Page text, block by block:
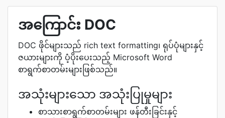
အကြောင်း DOC
DOC ဖိုင်များသည် rich text formatting၊ ရုပ်ပုံများနှင့်
ဇယားများကို ပံ့ပိုးပေးသည့် Microsoft Word
စာရွက်စာတမ်းများဖြစ်သည်။
အသုံးများသော အသုံးပြုမှုများ
စာသားစာရွက်စာတမ်းများ ဖန်တီးခြင်းနှင့်